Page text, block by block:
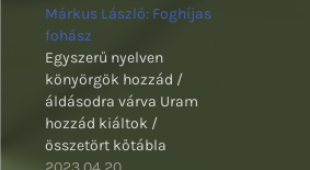
Márkus László: Foghíjas
fohász
Egyszerű nyelven
könyörgök hozzád /
áldásodra várva Uram
hozzád kiáltok /
összetört kőtábla